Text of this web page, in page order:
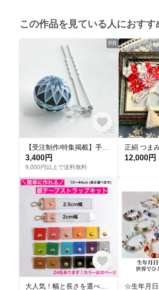
この作品を見ている人におすす
PR
3,400円
9,000円以上で送料無料
12,000円